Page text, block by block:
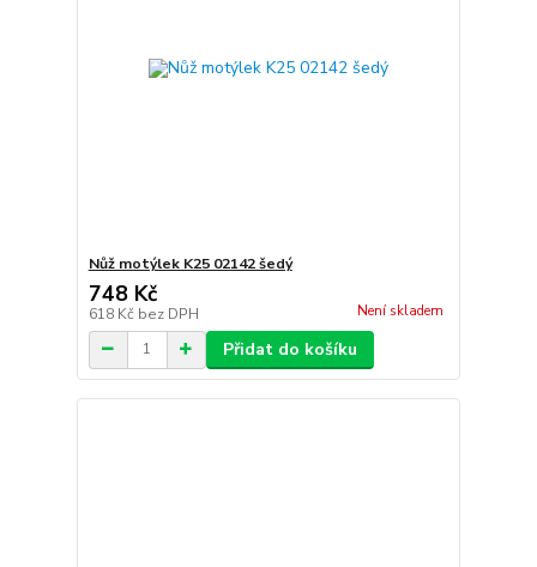
Nůž motýlek K25 02142 šedý
748 Kč
618 Kč bez DPH Není skladem
Přidat do košíku